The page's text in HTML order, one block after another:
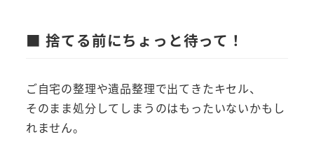
■ 捨てる前にちょっと待って！
ご自宅の整理や遺品整理で出てきたキセル、
そのまま処分してしまうのはもったいないかもし
れません。